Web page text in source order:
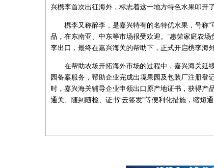
兴槜李首次出征海外，标志着这一地方特色水果叩开
槜李又称醉李，是嘉兴特有的名特优水果，号称
品，在东南亚、中东等市场很受欢迎。”惠荣家庭农
李出口，最终在嘉兴海关的帮助下，正式开启槜李海
在帮助农场开拓海外市场的过程中，嘉兴海关延
园备案服务，帮助企业完成出境果园及包装厂注册登
时，嘉兴海关辅导企业申领出口原产地证书，获得产
通关、随到随检、证书“云签发”等便利化措施，缩短通